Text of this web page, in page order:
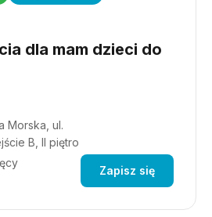
dla mam dzieci do
Morska, ul.
B, II piętro
Zapisz się